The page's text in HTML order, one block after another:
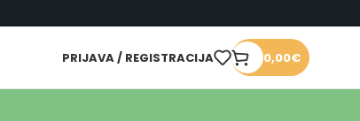
PRIJAVA / REGISTRACIJA 0,00€